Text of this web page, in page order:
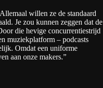
willen ze de standaard
Je zou kunnen zeggen dat de
die hevige concurrentiestrijd
muziekplatform – podcasts
Omdat een uniforme
aan onze makers.”